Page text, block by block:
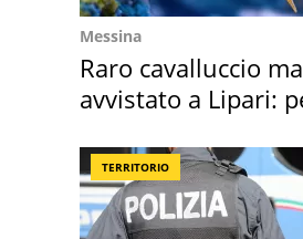
Messina
Raro cavalluccio
avvistato a Lipari:
TERRITORIO